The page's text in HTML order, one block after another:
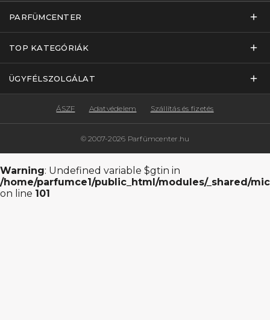
PARFÜMCENTER
TOP KATEGÓRIÁK
ÜGYFÉLSZOLGÁLAT
© 2007-2026 Parfümcenter.hu
ÁSZF Adatvédelem Szállítás és fizetés
Warning: Undefined variable $gtin in
/home/parfumce1/public_html/modules/_shared/
on line 101